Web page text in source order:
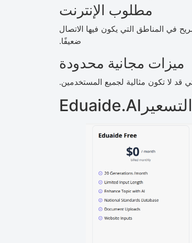
مطلوب الإنترنت
في المناطق التي يكون فيها الاتصال
ضعيفًا.
ميزات مجانية محدودة
قد لا تكون مثالية لجميع المستخدمين.
Eduaide.AIالتسعير